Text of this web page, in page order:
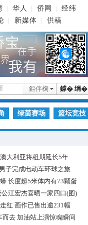
华人 侨网
经纬
新媒体 供稿
鎼� 绱�
鏂伴椈
绿茵赛场 篮坛竞技
大利亚将租期延长5年
子完成电动车环球之旅
长度超5米体内有73颗蛋
江宏杰喜晒一家四口(图)
红 画作已售出逾231幅
去 加油站上演惊魂瞬间